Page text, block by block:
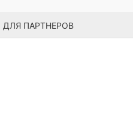
ДЛЯ ПАРТНЕРОВ